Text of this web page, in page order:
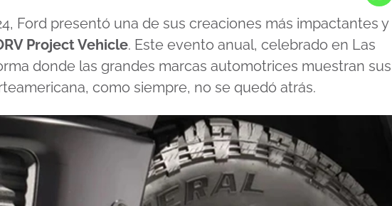
Ford presentó una de sus creaciones más impactantes y
Project Vehicle. Este evento anual, celebrado en Las
donde las grandes marcas automotrices muestran sus
como siempre, no se quedó atrás.